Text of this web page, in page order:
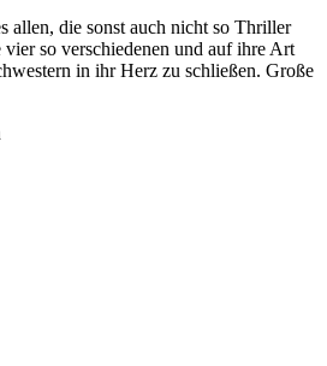
allen, die sonst auch nicht so Thriller
vier so verschiedenen und auf ihre Art
in ihr Herz zu schließen. Große